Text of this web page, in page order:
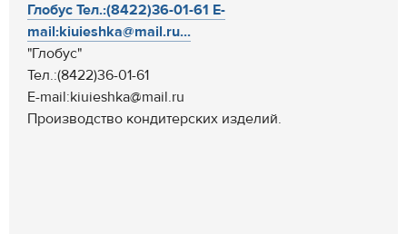
Глобус Тел.:(8422)36-01-61 E-
mail:kiuieshka@mail.ru...
"Глобус"
Тел.:(8422)36-01-61
E-mail:kiuieshka@mail.ru
Производство кондитерских изделий.